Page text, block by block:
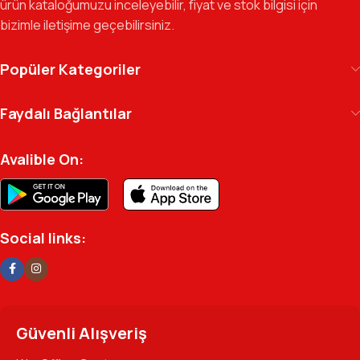
markalarla güçlendirerek, Türkiye genelinde müşteri ağımızı her
geçen gün büyütmeye devam ediyoruz.
Kılıç Office Center
arşivinizdeki dosyaya kadar her detayda yanınızda.
Ofisinizin enerjisini ve verimliliğini artırmak için
profesyonel kadromuzla hizmetinizdeyiz.
ürün kataloğumuzu inceleyebilir, fiyat ve stok bilgisi için
bizimle iletişime geçebilirsiniz.
Popüler Kategoriler
Faydalı Bağlantılar
Avalible On:
Social links:
Güvenli Alışveriş